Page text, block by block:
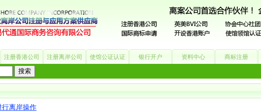
注册香港公司 注册离岸公司 使馆公证认证 银行开户 资料中心 商标注册
公司 英国公司 银行开户 香港公司 商标注册 海外公司
行离岸操作